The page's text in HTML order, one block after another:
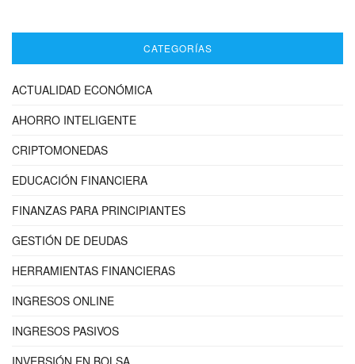
CATEGORÍAS
ACTUALIDAD ECONÓMICA
AHORRO INTELIGENTE
CRIPTOMONEDAS
EDUCACIÓN FINANCIERA
FINANZAS PARA PRINCIPIANTES
GESTIÓN DE DEUDAS
HERRAMIENTAS FINANCIERAS
INGRESOS ONLINE
INGRESOS PASIVOS